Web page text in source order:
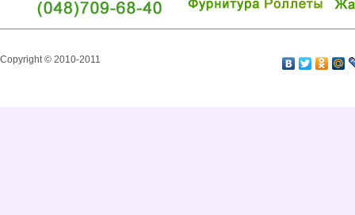
Copyright © 2010-2011